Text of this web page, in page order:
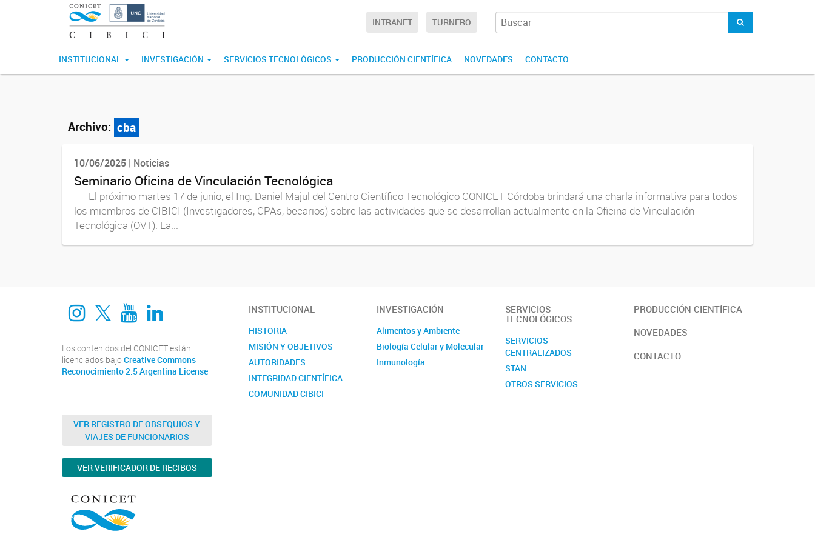
INTRANET TURNERO
INSTITUCIONAL INVESTIGACIÓN SERVICIOS TECNOLÓGICOS PRODUCCIÓN CIENTÍFICA NOVEDADES CONTACTO
Archivo: cba
10/06/2025 | Noticias
Seminario Oficina de Vinculación Tecnológica
El próximo martes 17 de junio, el Ing. Daniel Majul del Centro Científico Tecnológico CONICET Córdoba brindará una charla informativa para todos
los miembros de CIBICI (Investigadores, CPAs, becarios) sobre las actividades que se desarrollan actualmente en la Oficina de Vinculación
Tecnológica (OVT). La...
Instagram
twitterYoutube
Linkedin
Los contenidos del CONICET están
licenciados bajo Creative Commons
Reconocimiento 2.5 Argentina License
VER REGISTRO DE OBSEQUIOS Y
VIAJES DE FUNCIONARIOS
VER VERIFICADOR DE RECIBOS
INSTITUCIONAL
HISTORIA
MISIÓN Y OBJETIVOS
AUTORIDADES
INTEGRIDAD CIENTÍFICA
COMUNIDAD CIBICI
INVESTIGACIÓN
Alimentos y Ambiente
Biología Celular y Molecular
Inmunología
SERVICIOS
TECNOLÓGICOS
SERVICIOS
CENTRALIZADOS
STAN
OTROS SERVICIOS
PRODUCCIÓN CIENTÍFICA
NOVEDADES
CONTACTO